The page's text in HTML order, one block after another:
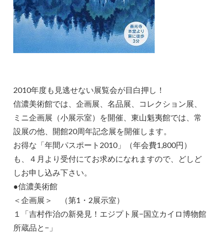
2010年度も見逃せない展覧会が目白押し！
信濃美術館では、企画展、名品展、コレクション展、
ミニ企画展（小展示室）を開催、東山魁夷館では、常
設展の他、開館20周年記念展を開催します。
お得な「年間パスポート2010」（年会費1,800円）
も、４月より受付にてお求めになれますので、どしど
しお申し込み下さい。
●信濃美術館
＜企画展＞ （第1・2展示室）
１「吉村作治の新発見！エジプト展−国立カイロ博物館
所蔵品と−」